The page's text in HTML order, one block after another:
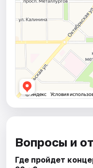
Вопросы и
Где пройдет